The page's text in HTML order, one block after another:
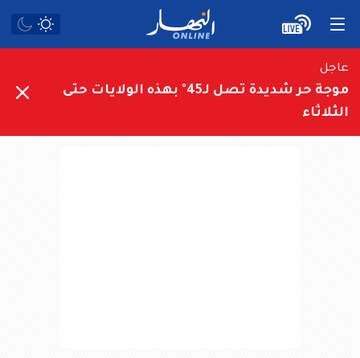
عاجل
موجة حر شديدة تصل لـ45° بهذه الولايات حتى
الثلاثاء